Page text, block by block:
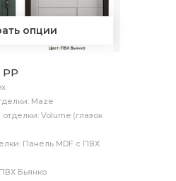
опции
Maze
Volume (глазок
Панель MDF с ПВХ
Бьянко